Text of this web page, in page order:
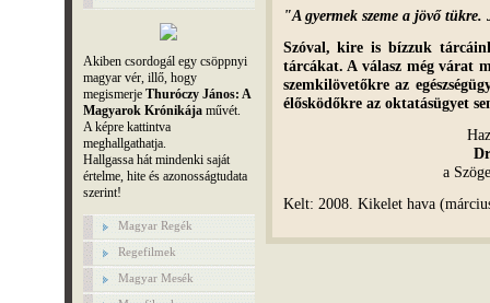
Akiben csordogál egy csöppnyi
magyar vér, illő, hogy
megismerje Thuróczy János: A
Magyarok Krónikájaművét.
A képre kattintva
meghallgathatja.
Hallgassa hát mindenki saját
értelme, hite és azonosságtudata
szerint!
Magyar Regék
Regefilmek
Magyar Mesék
"A gyermek szeme a jövő
Szóval, kire is bízzuk
tárcákat. A válasz még várat
szemkilövetőkre az
élősködőkre az oktatásügyet
a
Kelt: 2008. Kikelet hava